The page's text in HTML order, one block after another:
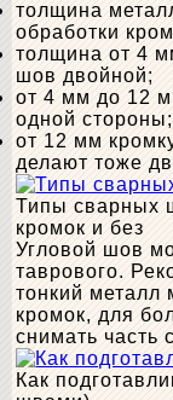
толщина
обработки
толщина от 4
шов двойной;
от 4 мм до 12
одной стороны;
от 12 мм
делают тоже
Типы сварных
кромок и без
Угловой шов
таврового.
тонкий металл
кромок, для
снимать часть
Как